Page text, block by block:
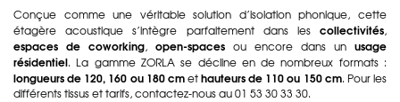
Conçue comme une véritable solution d’isolation phonique, cette
étagère acoustique s’intègre parfaitement dans les collectivités,
espaces de coworking, open-spaces ou encore dans un usage
résidentiel. La gamme ZORLA se décline en de nombreux formats :
longueurs de 120, 160 ou 180 cmethauteurs de 110 ou 150 cm. Pour les
différents tissus et tarifs, contactez-nous au 01 53 30 33 30.